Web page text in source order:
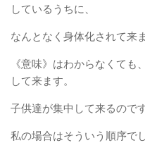
しているうちに、
なんとなく身体化されて来ま
《意味》はわからなくて
して来ます。
子供達が集中して来るのです
私の場合はそういう順序でし